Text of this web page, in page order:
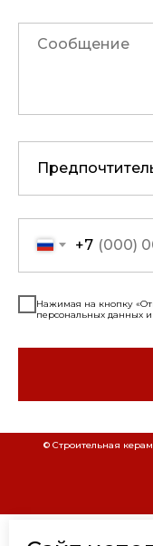
+7
Нажимая на кнопку
персональных данных
СКАЧАТЬ
Наименование
СКАЧАТЬ
Наименование
© Строительная